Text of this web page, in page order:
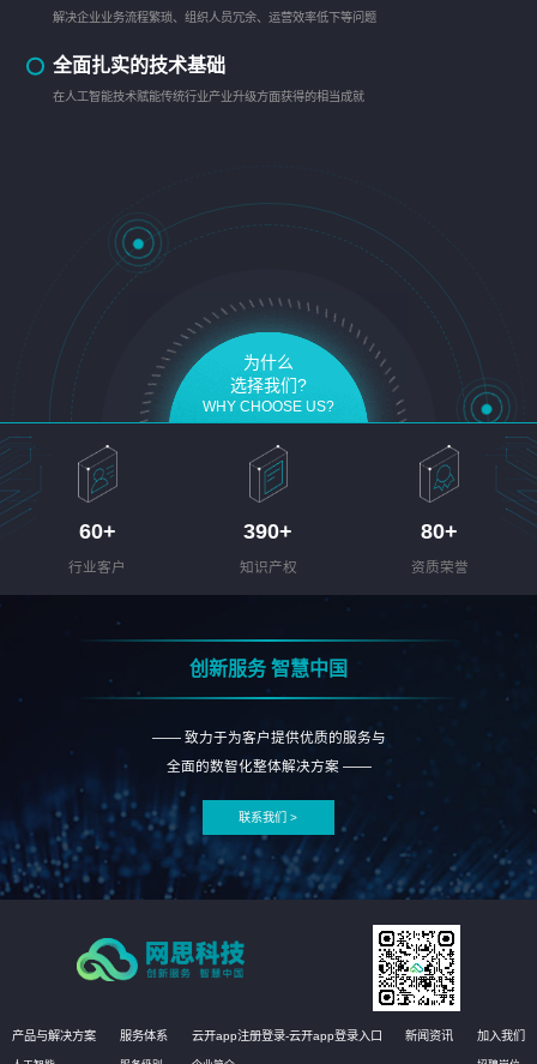
解决企业业务流程繁琐、组织人员冗余、运营效率低下等问题
全面扎实的技术基础
在人工智能技术赋能传统行业产业升级方面获得的相当成就
为什么
选择我们?
WHY CHOOSE US?
60+
行业客户
390+
知识产权
80+
资质荣誉
创新服务 智慧中国
—— 致力于为客户提供优质的服务与
全面的数智化整体解决方案 ——
联系我们 >
产品与解决方案 服务体系 云开app注册登录-云开app登录入口 新闻资讯 加入我们